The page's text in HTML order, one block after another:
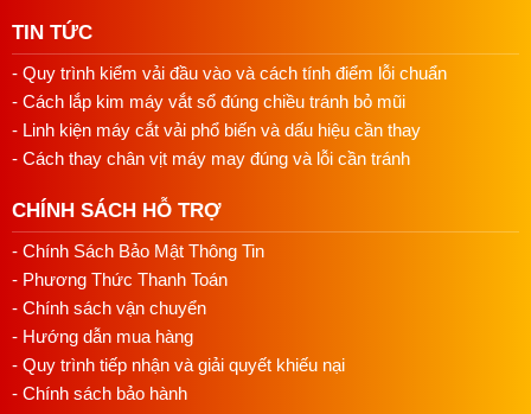
TIN TỨC
- Quy trình kiểm vải đầu vào và cách tính điểm lỗi chuẩn
- Cách lắp kim máy vắt sổ đúng chiều tránh bỏ mũi
- Linh kiện máy cắt vải phổ biến và dấu hiệu cần thay
- Cách thay chân vịt máy may đúng và lỗi cần tránh
CHÍNH SÁCH HỖ TRỢ
- Chính Sách Bảo Mật Thông Tin
- Phương Thức Thanh Toán
- Chính sách vận chuyển
- Hướng dẫn mua hàng
- Quy trình tiếp nhận và giải quyết khiếu nại
- Chính sách bảo hành